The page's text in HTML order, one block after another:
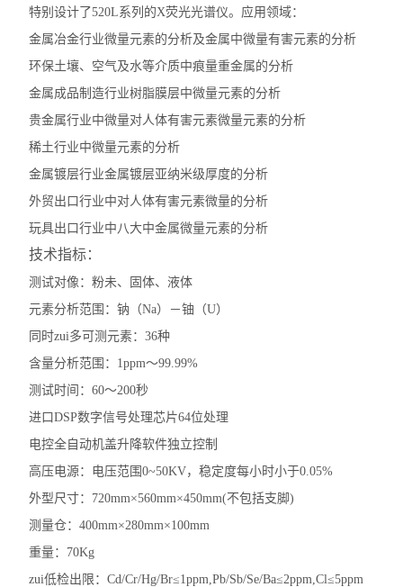
特别设计了520L系列的X荧光光谱仪。应用领域：
金属冶金行业微量元素的分析及金属中微量有害元素的分析
环保土壤、空气及水等介质中痕量重金属的分析
金属成品制造行业树脂膜层中微量元素的分析
贵金属行业中微量对人体有害元素微量元素的分析
稀土行业中微量元素的分析
金属镀层行业金属镀层亚纳米级厚度的分析
外贸出口行业中对人体有害元素微量的分析
玩具出口行业中八大中金属微量元素的分析
技术指标：
测试对像：粉未、固体、液体
元素分析范围：钠（Na）－铀（U）
同时zui多可测元素：36种
含量分析范围：1ppm～99.99%
测试时间：60～200秒
进口DSP数字信号处理芯片64位处理
电控全自动机盖升降软件独立控制
高压电源：电压范围0~50KV，稳定度每小时小于0.05%
外型尺寸：720mm×560mm×450mm(不包括支脚)
测量仓：400mm×280mm×100mm
重量：70Kg
zui低检出限：Cd/Cr/Hg/Br≤1ppm,Pb/Sb/Se/Ba≤2ppm,Cl≤5ppm